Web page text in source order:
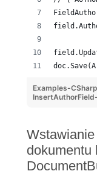
Examples-
dokumentu